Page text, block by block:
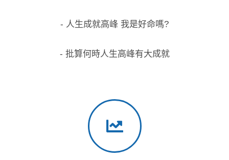
- 人生成就高峰 我是好命嗎?
- 批算何時人生高峰有大成就